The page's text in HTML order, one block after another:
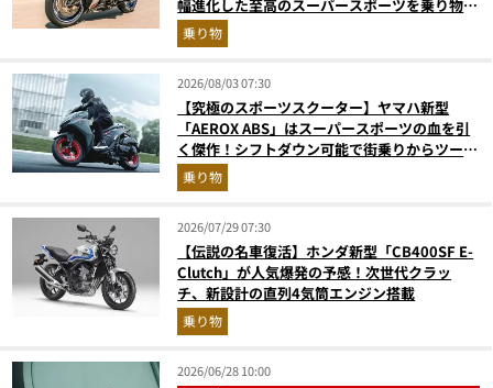
幅進化した至高のスーパースポーツを乗り物ラ
イターが解説
乗り物
2026/08/03 07:30
【究極のスポーツスクーター】ヤマハ新型
「AEROX ABS」はスーパースポーツの血を引
く傑作！シフトダウン可能で街乗りからツーリ
ングまで最強
乗り物
2026/07/29 07:30
【伝説の名車復活】ホンダ新型「CB400SF E-
Clutch」が人気爆発の予感！次世代クラッ
チ、新設計の直列4気筒エンジン搭載
乗り物
2026/06/28 10:00